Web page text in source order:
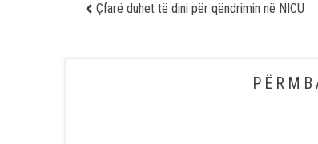
Çfarë duhet të dini për qëndrimin në NICU